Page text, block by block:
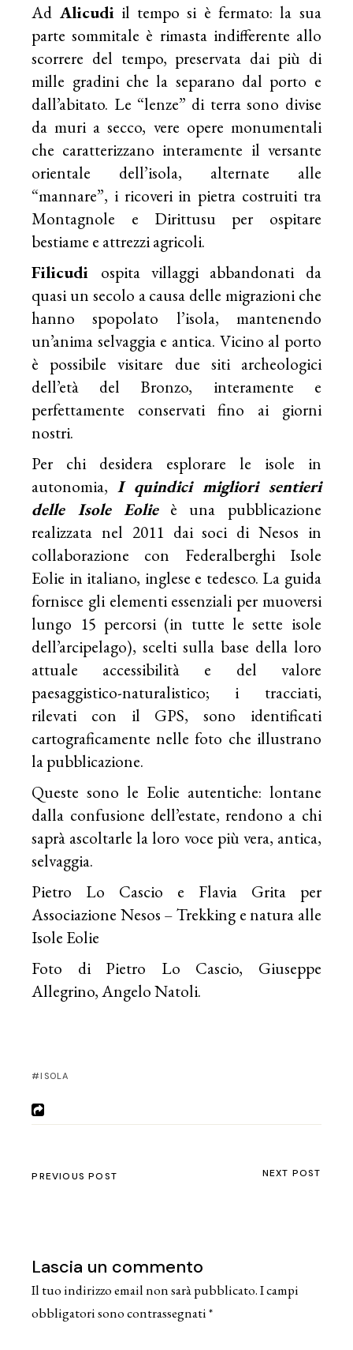
Ad Alicudiil tempo si è fermato: la sua
parte sommitale è rimasta indifferente allo
scorrere del tempo, preservata dai più di
mille gradini che la separano dal porto e
dall’abitato. Le “lenze” di terra sono divise
da muri a secco, vere opere monumentali
che caratterizzano interamente il versante
orientale dell’isola, alternate alle
“mannare”, i ricoveri in pietra costruiti tra
Montagnole e Dirittusu per ospitare
bestiame e attrezzi agricoli.
Filicudi ospita villaggi abbandonati da
quasi un secolo a causa delle migrazioni che
hanno spopolato l’isola, mantenendo
un’anima selvaggia e antica. Vicino al porto
è possibile visitare due siti archeologici
dell’età del Bronzo, interamente e
perfettamente conservati fino ai giorni
nostri.
Per chi desidera esplorare le isole in
autonomia,I quindici migliori sentieri
delle Isole Eolieè una pubblicazione
realizzata nel 2011 dai soci di Nesos in
collaborazione con Federalberghi Isole
Eolie in italiano, inglese e tedesco. La guida
fornisce gli elementi essenziali per muoversi
lungo 15 percorsi (in tutte le sette isole
dell’arcipelago), scelti sulla base della loro
attuale accessibilità e del valore
paesaggistico-naturalistico; i tracciati,
rilevati con il GPS, sono identificati
cartograficamente nelle foto che illustrano
la pubblicazione.
Queste sono le Eolie autentiche: lontane
dalla confusione dell’estate, rendono a chi
saprà ascoltarle la loro voce più vera, antica,
selvaggia.
Pietro Lo Cascio e Flavia Grita per
Associazione Nesos – Trekking e natura alle
Isole Eolie
Foto di Pietro Lo Cascio, Giuseppe
Allegrino, Angelo Natoli.
ISOLA
PREVIOUS POST NEXT POST
Lascia un commento
Il tuo indirizzo email non sarà pubblicato.I campi
obbligatori sono contrassegnati*